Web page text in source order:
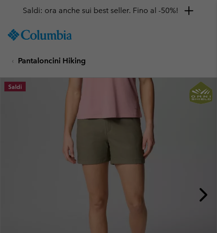
TO
SKIP
MAIN
NAV
Saldi: ora anche sui best seller. Fino al -50%!
Pantaloncini Hiking
Saldi